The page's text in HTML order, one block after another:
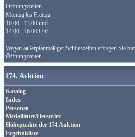
Öffnungszeiten
Montag bis Freitag
10.00 - 13.00 und
14.00 - 16.00 Uhr
Wegen außerplanmäßiger Schließzeiten erfragen Sie
Öffnungszeiten.
174. Auktion
Katalog
Index
Personen
Medailleure/Hersteller
Höhepunkte der 174.Auktion
Ergebnisliste